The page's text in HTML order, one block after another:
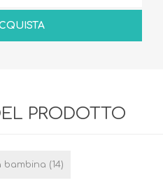
PRODOTTO
bambina (14)